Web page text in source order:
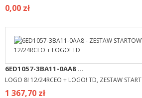
0,00 zł
6ED1057-3BA11-0AA8 ...
LOGO 8! 12/24RCEO + LOGO! TD, ZESTAW
1 367,70 zł